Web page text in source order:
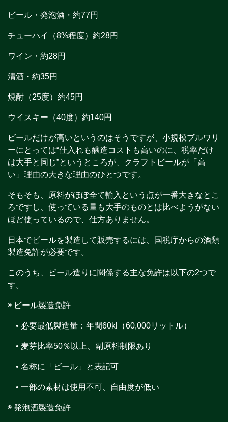
ビール・発泡酒・約77円
チューハイ（8%程度）約28円
ワイン・約28円
清酒・約35円
焼酎（25度）約45円
ウイスキー（40度）約140円
ビールだけが高いというのはそうですが、小規模ブルワリ
ーにとっては“仕入れも醸造コストも高いのに、税率だけ
は大手と同じ”というところが、クラフトビールが「高
い」理由の大きな理由のひとつです。
そもそも、原料がほぼ全て輸入という点が一番大きなとこ
ろですし、使っている量も大手のものとは比べようがない
ほど使っているので、仕方ありません。
日本でビールを製造して販売するには、国税庁からの酒類
製造免許が必要です。
このうち、ビール造りに関係する主な免許は以下の2つで
す。
◉ ビール製造免許
• 必要最低製造量：年間60kl（60,000リットル）
• 麦芽比率50％以上、副原料制限あり
• 名称に「ビール」と表記可
• 一部の素材は使用不可、自由度が低い
◉ 発泡酒製造免許